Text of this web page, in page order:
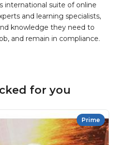
international suite of online
and learning specialists,
knowledge they need to
and remain in compliance.
for you
Prime